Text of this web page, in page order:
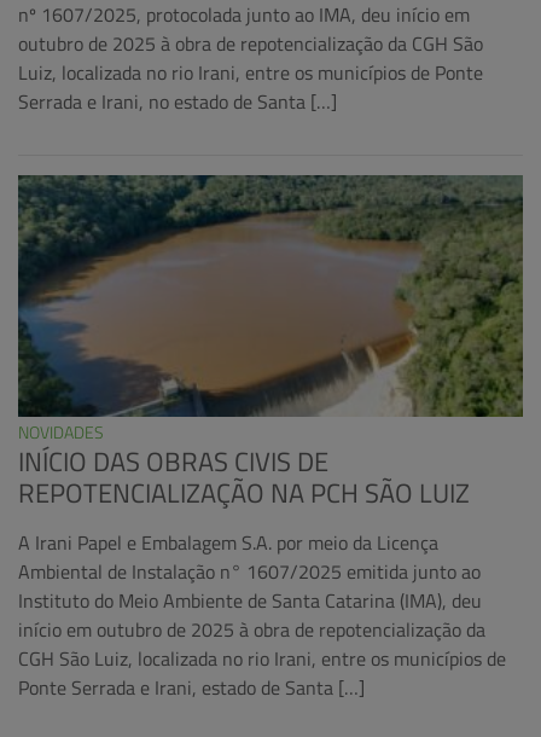
nº 1607/2025, protocolada junto ao IMA, deu início em
outubro de 2025 à obra de repotencialização da CGH São
Luiz, localizada no rio Irani, entre os municípios de Ponte
Serrada e Irani, no estado de Santa […]
NOVIDADES
INÍCIO DAS OBRAS CIVIS DE
REPOTENCIALIZAÇÃO NA PCH SÃO LUIZ
A Irani Papel e Embalagem S.A. por meio da Licença
Ambiental de Instalação n° 1607/2025 emitida junto ao
Instituto do Meio Ambiente de Santa Catarina (IMA), deu
início em outubro de 2025 à obra de repotencialização da
CGH São Luiz, localizada no rio Irani, entre os municípios de
Ponte Serrada e Irani, estado de Santa […]